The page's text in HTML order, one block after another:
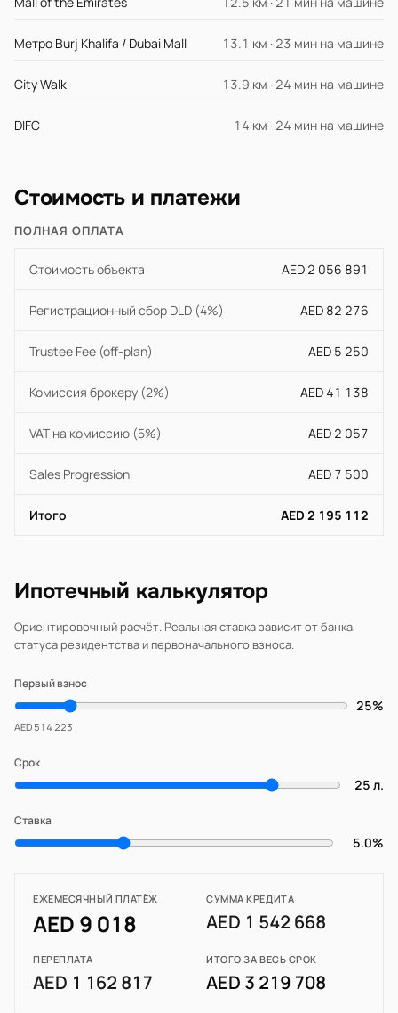
Метро Burj Khalifa / Dubai Mall 13.1 км · 23 мин на машине
City Walk 13.9 км · 24 мин на машине
DIFC 14 км · 24 мин на машине
Стоимость и платежи
ПОЛНАЯ ОПЛАТА
Стоимость объекта AED 2 056 891
Регистрационный сбор DLD (4%) AED 82 276
Trustee Fee (off-plan) AED 5 250
Комиссия брокеру (2%) AED 41 138
VAT на комиссию (5%) AED 2 057
Sales Progression AED 7 500
Итого AED 2 195 112
Ипотечный калькулятор
Ориентировочный расчёт. Реальная ставка зависит от банка,
статуса резидентства и первоначального взноса.
Первый взнос
25%
AED 514 223
Срок
25 л.
Ставка
5.0%
ЕЖЕМЕСЯЧНЫЙ ПЛАТЁЖ
AED 9 018
СУММА КРЕДИТА
AED 1 542 668
ПЕРЕПЛАТА
AED 1 162 817
ИТОГО ЗА ВЕСЬ СРОК
AED 3 219 708